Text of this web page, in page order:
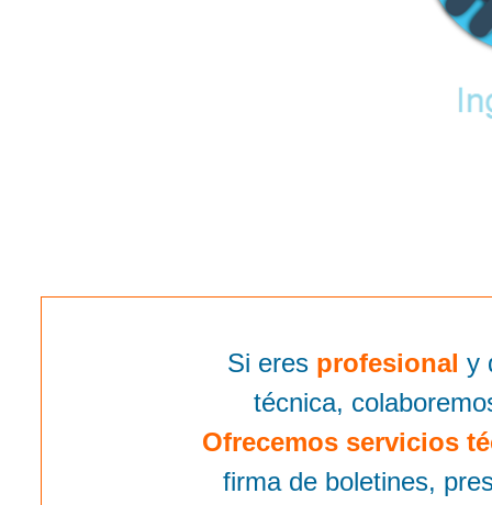
Si eres profesional y
técnica,
Ofrecemos servicios
firma de boletines,